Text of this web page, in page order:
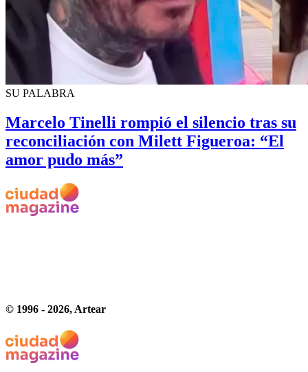
SU PALABRA
Marcelo Tinelli rompió el silencio tras su
reconciliación con Milett Figueroa: “El
amor pudo más”
© 1996 - 2026, Artear